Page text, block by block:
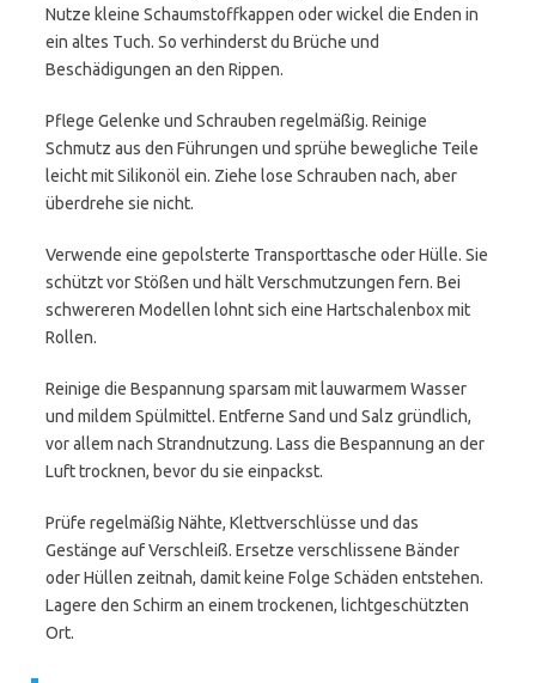
Nutze kleine Schaumstoffkappen oder wickel die Enden in
ein altes Tuch. So verhinderst du Brüche und
Beschädigungen an den Rippen.
Pflege Gelenke und Schrauben regelmäßig. Reinige
Schmutz aus den Führungen und sprühe bewegliche Teile
leicht mit Silikonöl ein. Ziehe lose Schrauben nach, aber
überdrehe sie nicht.
Verwende eine gepolsterte Transporttasche oder Hülle. Sie
schützt vor Stößen und hält Verschmutzungen fern. Bei
schwereren Modellen lohnt sich eine Hartschalenbox mit
Rollen.
Reinige die Bespannung sparsam mit lauwarmem Wasser
und mildem Spülmittel. Entferne Sand und Salz gründlich,
vor allem nach Strandnutzung. Lass die Bespannung an der
Luft trocknen, bevor du sie einpackst.
Prüfe regelmäßig Nähte, Klettverschlüsse und das
Gestänge auf Verschleiß. Ersetze verschlissene Bänder
oder Hüllen zeitnah, damit keine Folge Schäden entstehen.
Lagere den Schirm an einem trockenen, lichtgeschützten
Ort.